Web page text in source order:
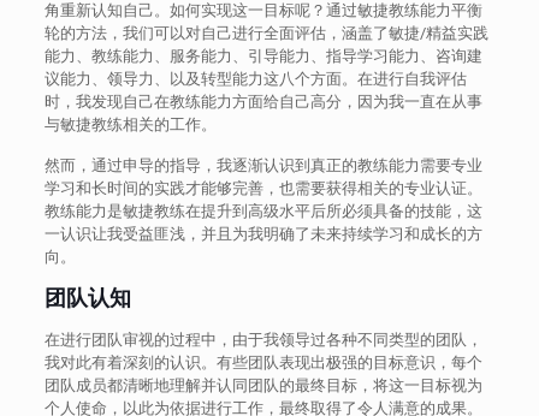
角重新认知自己。如何实现这一目标呢？通过敏捷教练能力平衡
轮的方法，我们可以对自己进行全面评估，涵盖了敏捷/精益实践
能力、教练能力、服务能力、引导能力、指导学习能力、咨询建
议能力、领导力、以及转型能力这八个方面。在进行自我评估
时，我发现自己在教练能力方面给自己高分，因为我一直在从事
与敏捷教练相关的工作。
然而，通过申导的指导，我逐渐认识到真正的教练能力需要专业
学习和长时间的实践才能够完善，也需要获得相关的专业认证。
教练能力是敏捷教练在提升到高级水平后所必须具备的技能，这
一认识让我受益匪浅，并且为我明确了未来持续学习和成长的方
向。
团队认知
在进行团队审视的过程中，由于我领导过各种不同类型的团队，
我对此有着深刻的认识。有些团队表现出极强的目标意识，每个
团队成员都清晰地理解并认同团队的最终目标，将这一目标视为
个人使命，以此为依据进行工作，最终取得了令人满意的成果。